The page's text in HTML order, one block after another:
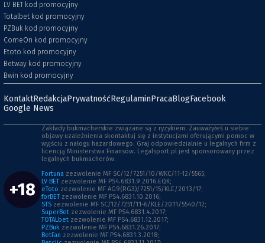
LV BET kod promocyjny
Totalbet kod promocyjny
PZBuk kod promocyjny
ComeOn kod promocyjny
Etoto kod promocyjny
Betway kod promocyjny
Bwin kod promocyjny
KontaktRedakcjaPrywatnośćRegulaminPracaBlogFacebook
Google News
+18
Zakłady bukmacherskie związane są z ryzykiem. Zauważyłeś u siebie
objawy uzależnienia skontaktuj się z instytucjami oferującymi pomoc w
wyjściu z nałogu hazardowego. Graj odpowiedzialnie u legalnych firm z
licencją Ministerstwa Finansów. Legalsport.pl jest sponsorowany przez
legalnych bukmacherów.
Fortuna zezwolenie MF SC/12/7251/10/WKC/11-12/5565;
LV BET zezwolenie MF PS4.6831.9.2016.EQK;
eToto zezwolenie MF AG9(RG3)/7251/15/KLE/2013/17;
forBET zezwolenie MF PS4.6831.10.2016;
STS zezwolenie MF SC/12/7251/11-6/KLE/2011/5540/12;
SuperBet zezwolenie MF PS4.6831.4.2017;
TOTALbet zezwolenie MF PS4.6831.12.2017;
PZBuk zezwolenie MF PS4.6831.26.2017;
BetFan zezwolenie MF PS4.6831.3.2018;